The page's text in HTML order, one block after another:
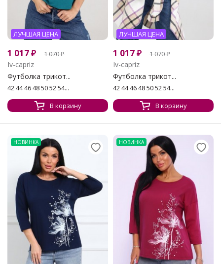
ЛУЧШАЯ ЦЕНА
1 017₽ 1 070₽
Iv-capriz
Футболка трикот...
42 44 46 48 50 52 54...
В корзину
ЛУЧШАЯ ЦЕНА
1 017₽ 1 070₽
Iv-capriz
Футболка трикот...
42 44 46 48 50 52 54...
В корзину
НОВИНКА НОВИНКА